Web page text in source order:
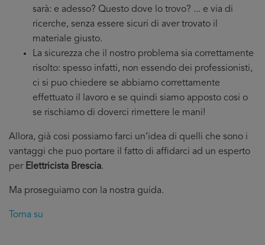
sarà: e adesso? Questo dove lo trovo? ... e via di
ricerche, senza essere sicuri di aver trovato il
materiale giusto.
La sicurezza che il nostro problema sia correttamente
risolto: spesso infatti, non essendo dei professionisti,
ci si puo chiedere se abbiamo correttamente
effettuato il lavoro e se quindi siamo apposto cosi o
se rischiamo di doverci rimettere le mani!
Allora, già cosi possiamo farci un’idea di quelli che sono i
vantaggi che puo portare il fatto di affidarci ad un esperto
per Elettricista Brescia.
Ma proseguiamo con la nostra guida.
Torna su